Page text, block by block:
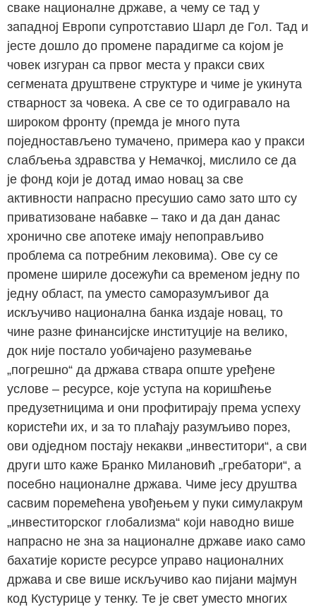
сваке националне државе, а чему се тад у
западној Европи супротставио Шарл де Гол. Тад и
јесте дошло до промене парадигме са којом је
човек изгуран са првог места у пракси свих
сегмената друштвене структуре и чиме је укинута
стварност за човека. А све се то одигравало на
широком фронту (премда је много пута
поједностављено тумачено, примера као у пракси
слабљења здравства у Немачкој, мислило се да
је фонд који је дотад имао новац за све
активности напрасно пресушио само зато што су
приватизоване набавке – тако и да дан данас
хронично све апотеке имају непоправљиво
проблема са потребним лековима). Ове су се
промене шириле досежући са временом једну по
једну област, па уместо саморазумљивог да
искључиво национална банка издаје новац, то
чине разне финансијске институције на велико,
док није постало уобичајено разумевање
„погрешно“ да држава ствара опште уређене
услове – ресурсе, које уступа на коришћење
предузетницима и они профитирају према успеху
користећи их, и за то плаћају разумљиво порез,
ови одједном постају некакви „инвеститори“, а сви
други што каже Бранко Милановић „гребатори“, а
посебно националне држава. Чиме јесу друштва
сасвим поремећена увођењем у пуки симулакрум
„инвеститорског глобализма“ који наводно више
напрасно не зна за националне државе иако само
бахатије користе ресурсе управо националних
држава и све више искључиво као пијани мајмун
код Кустурице у тенку. Те је свет уместо многих